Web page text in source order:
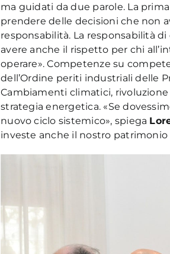
ma guidati da due parole. La
prendere delle decisioni che non
responsabilità. La responsabilità
avere anche il rispetto per chi
operare». Competenze su
dell’Ordine periti industriali delle
Cambiamenti climatici,
strategia energetica. «Se
nuovo ciclo sistemico», spiega
investe anche il nostro patrimonio